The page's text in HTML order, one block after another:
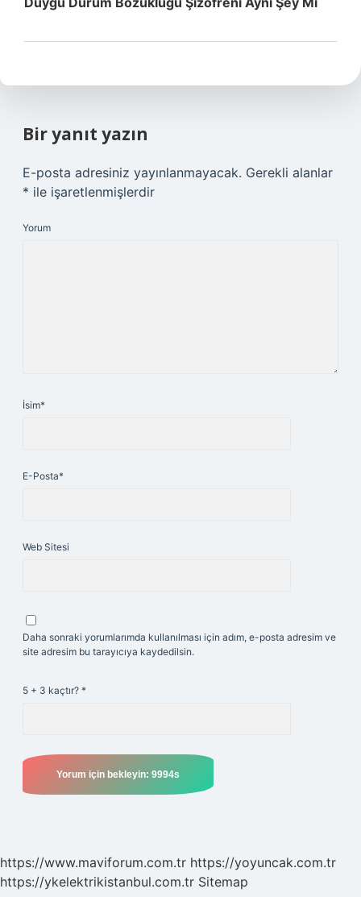
Bir yanıt yazın
E-posta adresiniz yayınlanmayacak. Gerekli alanlar
* ile işaretlenmişlerdir
Yorum
İsim*
E-Posta*
Web Sitesi
Daha sonraki yorumlarımda kullanılması için adım, e-posta adresim ve
site adresim bu tarayıcıya kaydedilsin.
5 + 3 kaçtır? *
https://www.maviforum.com.tr https://yoyuncak.com.tr
https://ykelektrikistanbul.com.tr Sitemap